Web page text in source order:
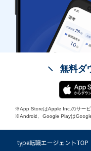
無料ダ
※App StoreはApple Inc.のサービ
※Android、Google Playは
type転職エージェントTOP